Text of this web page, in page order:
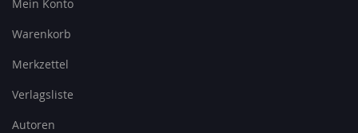
Mein Konto
Warenkorb
Merkzettel
Verlagsliste
Autoren